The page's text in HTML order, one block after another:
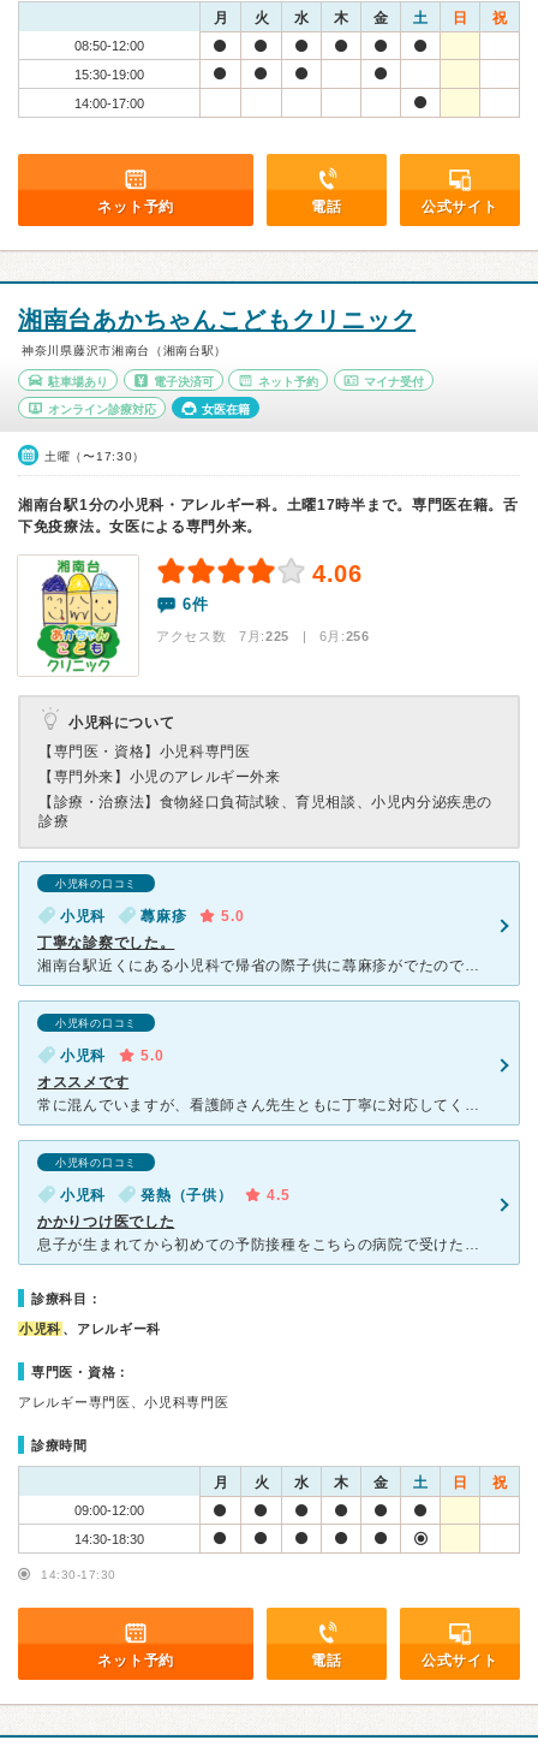
月 火 水 木 金 土 日 祝
08:50-12:00
15:30-19:00
14:00-17:00
ネット予約 電話 公式サイト
湘南台あかちゃんこどもクリニック
神奈川県藤沢市湘南台（湘南台駅）
駐車場あり 電子決済可 ネット予約 マイナ受付
オンライン診療対応 女医在籍
土曜（〜17:30）
湘南台駅1分の小児科・アレルギー科。土曜17時半まで。専門医在籍。舌
下免疫療法。女医による専門外来。
4.06
6件
アクセス数 7月:225 | 6月:256
小児科について
【専門医・資格】 小児科専門医
【専門外来】 小児のアレルギー外来
【診療・治療法】 食物経口負荷試験、育児相談、小児内分泌疾患の
診療
小児科の口コミ
小児科 蕁麻疹
5.0
丁寧な診察でした。
湘南台駅近くにある小児科で帰省の際子供に蕁麻疹がでたので受診しました。まず電話で急遽受診できるか聞いた時受付の方の対応が優しかったです。医師の診察も丁寧で蕁麻疹がでたところをはじめ口の中や呼吸など丁寧
小児科の口コミ
小児科
5.0
オススメです
常に混んでいますが、看護師さん先生ともに丁寧に対応してくれます。先生は無駄な投薬はせず、本当に必要なときにだけ薬を処方してくれます。また器材も充実しているように感じます。エコーがある小児科は珍しいので
小児科の口コミ
小児科 発熱（子供）
4.5
かかりつけ医でした
息子が生まれてから初めての予防接種をこちらの病院で受けたり、発熱などの風邪の時も診察してもらったりとかかりつけ医として利用してました。 先生も看護師さんも受付の方もとても親切で熱や1歳未満のときは別
診療科目：
小児科 、アレルギー科
専門医・資格：
アレルギー専門医、小児科専門医
診療時間
月 火 水 木 金 土 日 祝
09:00-12:00
14:30-18:30
14:30-17:30
ネット予約 電話 公式サイト